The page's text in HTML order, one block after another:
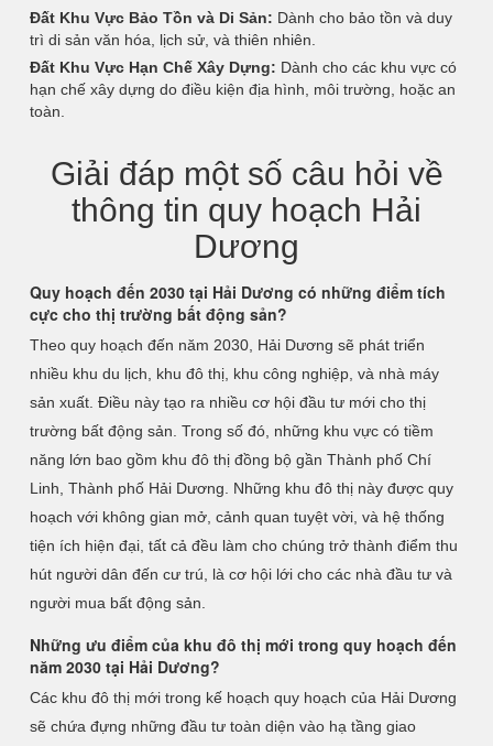
Đất Khu Vực Bảo Tồn và Di Sản: Dành cho bảo tồn và duy
trì di sản văn hóa, lịch sử, và thiên nhiên.
Đất Khu Vực Hạn Chế Xây Dựng: Dành cho các khu vực có
hạn chế xây dựng do điều kiện địa hình, môi trường, hoặc an
toàn.
Giải đáp một số câu hỏi về
thông tin quy hoạch Hải
Dương
Quy hoạch đến 2030 tại Hải Dương có những điểm tích
cực cho thị trường bất động sản?
Theo quy hoạch đến năm 2030, Hải Dương sẽ phát triển
nhiều khu du lịch, khu đô thị, khu công nghiệp, và nhà máy
sản xuất. Điều này tạo ra nhiều cơ hội đầu tư mới cho thị
trường bất động sản. Trong số đó, những khu vực có tiềm
năng lớn bao gồm khu đô thị đồng bộ gần Thành phố Chí
Linh, Thành phố Hải Dương. Những khu đô thị này được quy
hoạch với không gian mở, cảnh quan tuyệt vời, và hệ thống
tiện ích hiện đại, tất cả đều làm cho chúng trở thành điểm thu
hút người dân đến cư trú, là cơ hội lới cho các nhà đầu tư và
người mua bất động sản.
Những ưu điểm của khu đô thị mới trong quy hoạch đến
năm 2030 tại Hải Dương?
Các khu đô thị mới trong kế hoạch quy hoạch của Hải Dương
sẽ chứa đựng những đầu tư toàn diện vào hạ tầng giao